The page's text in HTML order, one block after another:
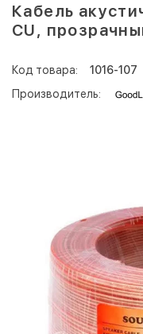
Кабель
CU,
Код товара:
1016-107
Производитель: